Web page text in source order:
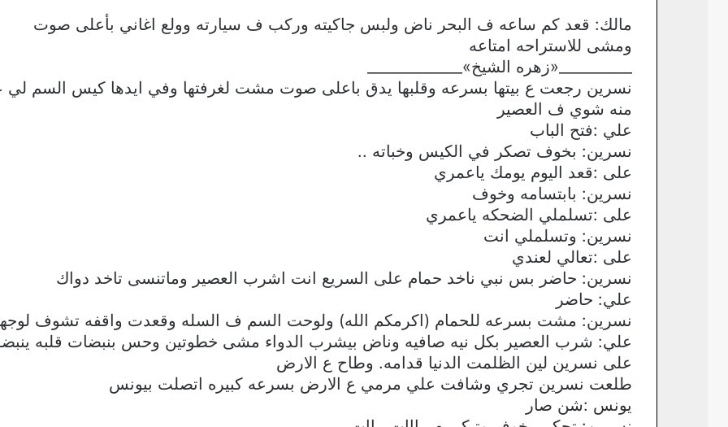
مالك: قعد كم ساعه ف البحر ناض ولبس جاكيته وركب ف سيارته وولع اغاني بأعلى صوت
ومشى للاستراحه امتاعه
__________«زهره الشيخ»_____________
نسرين رجعت ع بيتها بسرعه وقلبها يدق باعلى صوت مشت لغرفتها وفي ايدها كيس السم
منه شوي ف العصير
علي :فتح الباب
نسرين: بخوف تصكر في الكيس وخباته ..
على :قعد اليوم يومك ياعمري
نسرين: بابتسامه وخوف
على :تسلملي الضحكه ياعمري
نسرين: وتسلملي انت
على :تعالي لعندي
نسرين: حاضر بس نبي ناخد حمام على السريع انت اشرب العصير وماتنسى تاخد دواك
علي: حاضر
نسرين: مشت بسرعه للحمام (اكرمكم الله) ولوحت السم ف السله وقعدت واقفه تشوف
علي: شرب العصير بكل نيه صافيه وناض بيشرب الدواء مشى خطوتين وحس بنبضات قلبه
على نسرين لين الظلمت الدنيا قدامه. وطاح ع الارض
طلعت نسرين تجري وشافت علي مرمي ع الارض بسرعه كبيره اتصلت بيونس
يونس :شن صار